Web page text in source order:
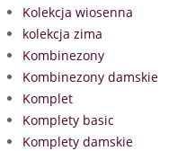
Kolekcja wiosenna
kolekcja zima
Kombinezony
Kombinezony damskie
Komplet
Komplety basic
Komplety damskie